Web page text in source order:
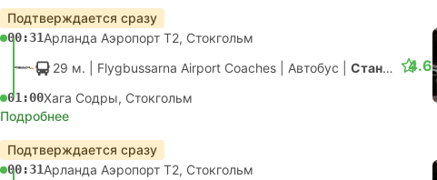
Подтверждается сразу
00:31Арланда Аэропорт T2, Стокгольм
29 м. | Flygbussarna Airport Coaches Автобус Стандарт с конд.
01:00Хага Содры, Стокгольм
4.6
Подробнее
Подтверждается сразу
00:31Арланда Аэропорт T2, Стокгольм